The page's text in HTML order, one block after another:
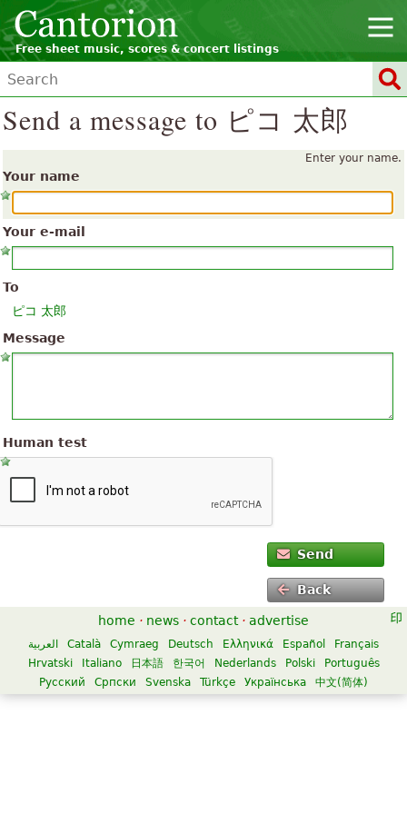
Free sheet music, scores & concert listings
Send a message to ピコ 太郎
Enter your name.
Your name
Your e-mail
To
ピコ 太郎
Message
Human test
Send
Back
home · news · contact · advertise
العربية Català Cymraeg Deutsch Ελληνικά Español
Français
Hrvatski
Italiano 日本語 한국어 Nederlands Polski
Português
Русский
Српски Svenska Türkçe Українська 中文(简体)